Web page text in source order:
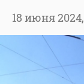
18 июня 2024,